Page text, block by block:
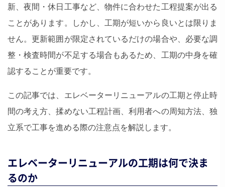
新、夜間・休日工事など、物件に合わせた工程提案が出る
ことがあります。しかし、工期が短いから良いとは限りま
せん。更新範囲が限定されているだけの場合や、必要な調
整・検査時間が不足する場合もあるため、工期の中身を確
認することが重要です。
この記事では、エレベーターリニューアルの工期と停止時
間の考え方、揉めない工程計画、利用者への周知方法、独
立系で工事を進める際の注意点を解説します。
エレベーターリニューアルの工期は何で決ま
るのか